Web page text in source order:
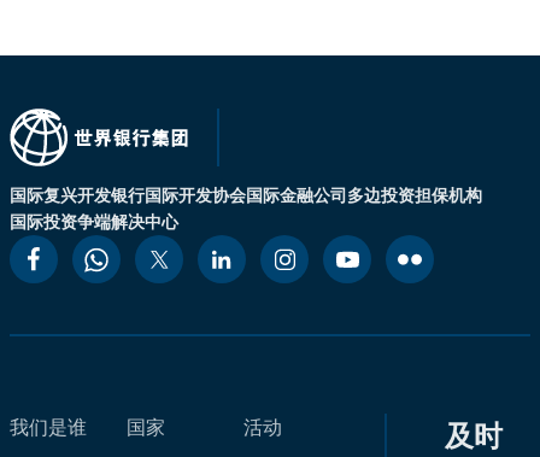
国际复兴开发银行国际开发协会国际金融公司多边投资担保机构
国际投资争端解决中心
我们是谁
国家
活动
及时